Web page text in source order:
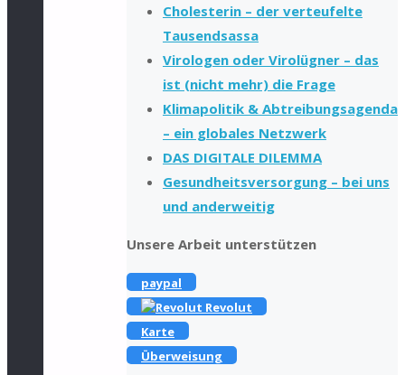
Cholesterin – der verteufelte
Tausendsassa
Virologen oder Virolügner – das
ist (nicht mehr) die Frage
Klimapolitik & Abtreibungsagenda
– ein globales Netzwerk
DAS DIGITALE DILEMMA
Gesundheitsversorgung – bei uns
und anderweitig
Unsere Arbeit unterstützen
paypal
Revolut
Karte
Überweisung